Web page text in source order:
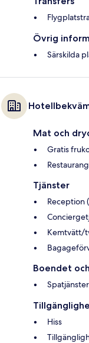
Övrig
Särskilda
Mat och
Gratis
Restaurang
Tjänster
Reception
Kemtvätt/
Boendet
Spatjänster
Hiss